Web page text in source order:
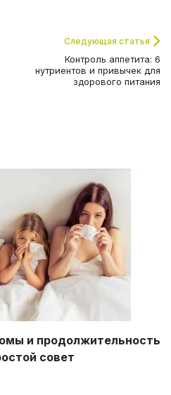
и продолжительность
совет
Следующая статья
Контроль аппетита: 6
нутриентов и привычек для
здорового питания